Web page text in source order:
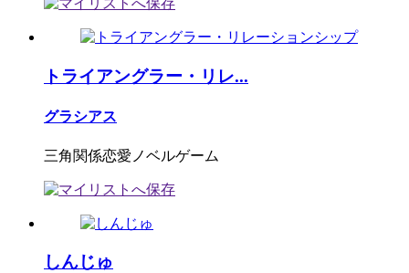
トライアングラー・リレ...
グラシアス
三角関係恋愛ノベルゲーム
しんじゅ